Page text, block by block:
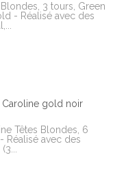
3 tours, Green
- Réalisé avec des
Caroline gold noir
Têtes Blondes, 6
Réalisé avec des